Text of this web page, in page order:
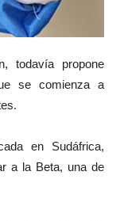
todavía propone
se comienza a
en Sudáfrica,
a la Beta, una de